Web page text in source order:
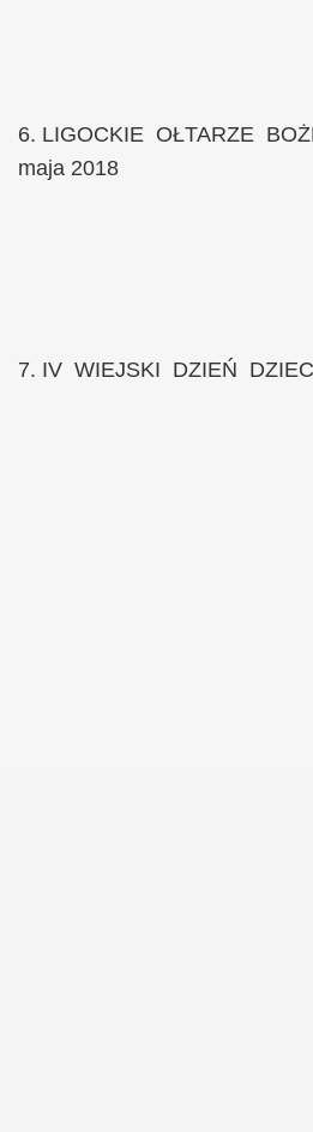
6. LIGOCKIE OŁTARZE
maja 2018
7. IV WIEJSKI DZIEŃ